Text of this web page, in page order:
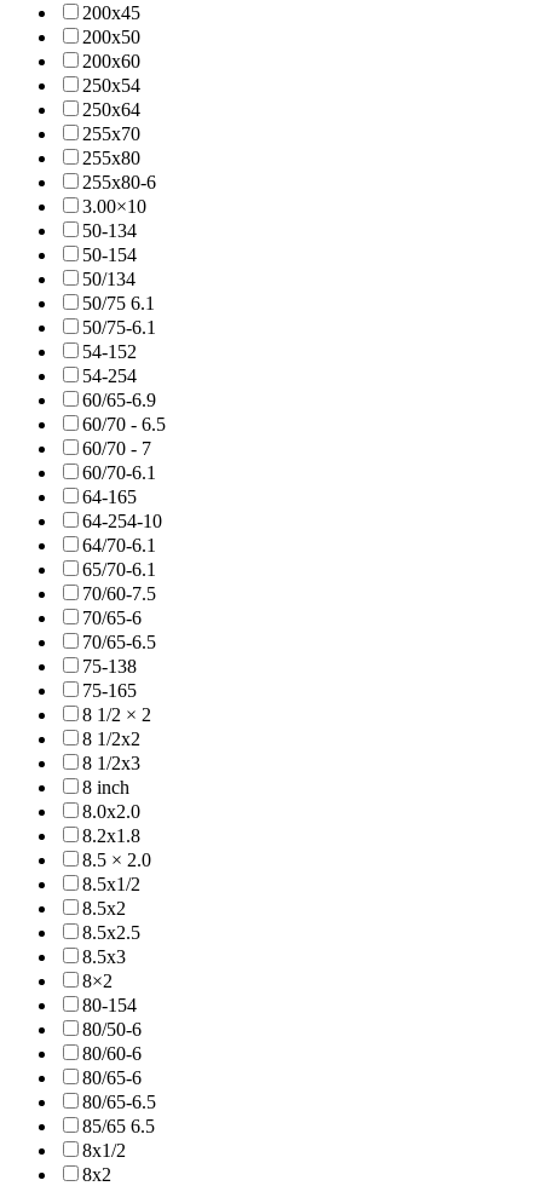
200x45
200x50
200x60
250x54
250x64
255x70
255x80
255x80-6
3.00×10
50-134
50-154
50/134
50/75 6.1
50/75-6.1
54-152
54-254
60/65-6.9
60/70 - 6.5
60/70 - 7
60/70-6.1
64-165
64-254-10
64/70-6.1
65/70-6.1
70/60-7.5
70/65-6
70/65-6.5
75-138
75-165
8 1/2 × 2
8 1/2x2
8 1/2x3
8 inch
8.0x2.0
8.2x1.8
8.5 × 2.0
8.5x1/2
8.5x2
8.5x2.5
8.5x3
8×2
80-154
80/50-6
80/60-6
80/65-6
80/65-6.5
85/65 6.5
8x1/2
8x2